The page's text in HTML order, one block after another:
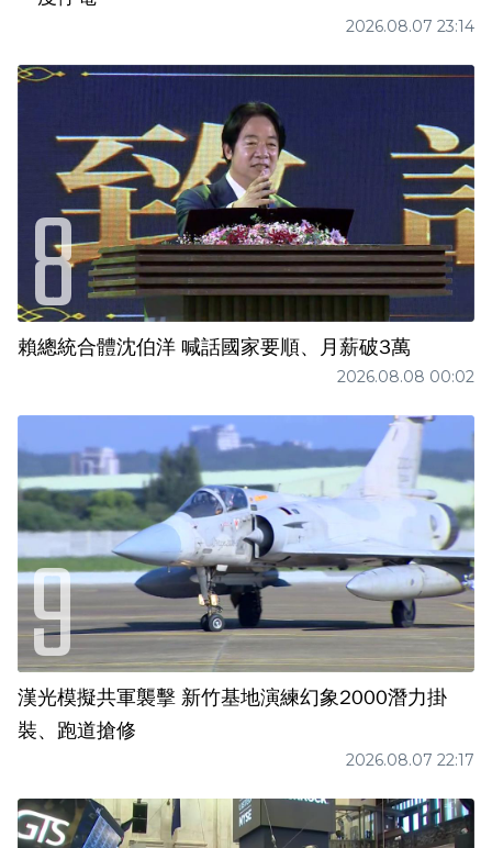
2026.08.07 23:14
賴總統合體沈伯洋 喊話國家要順、月薪破3萬
2026.08.08 00:02
漢光模擬共軍襲擊 新竹基地演練幻象2000潛力掛
裝、跑道搶修
2026.08.07 22:17